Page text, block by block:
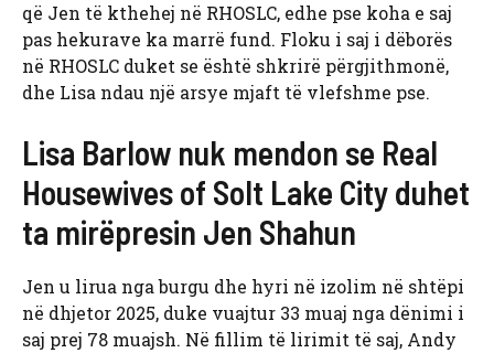
që Jen të kthehej në RHOSLC, edhe pse koha e saj
pas hekurave ka marrë fund. Floku i saj i dëborës
në RHOSLC duket se është shkrirë përgjithmonë,
dhe Lisa ndau një arsye mjaft të vlefshme pse.
Lisa Barlow nuk mendon se Real
Housewives of Solt Lake City duhet
ta mirëpresin Jen Shahun
Jen u lirua nga burgu dhe hyri në izolim në shtëpi
në dhjetor 2025, duke vuajtur 33 muaj nga dënimi i
saj prej 78 muajsh. Në fillim të lirimit të saj, Andy